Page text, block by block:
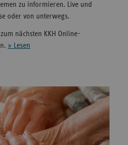
zu informieren. Live und
oder von unterwegs.
nächsten KKH Online-
» Lesen